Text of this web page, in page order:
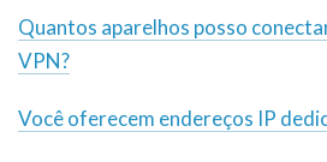
Quantos aparelhos posso
VPN?
Você oferecem endereços IP